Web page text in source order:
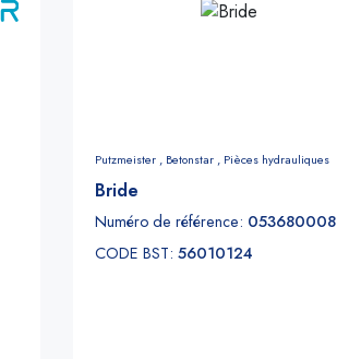
Putzmeister , Betonstar , Pièces hydrauliques
Bride
Numéro de référence: 053680008
CODE BST: 56010124